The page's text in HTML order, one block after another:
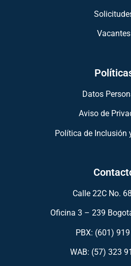
Vacantes
Datos
Aviso de
Política de Inclusión
Calle 22C No.
Oficina 3 – 239
PBX: (601)
WAB: (57) 323